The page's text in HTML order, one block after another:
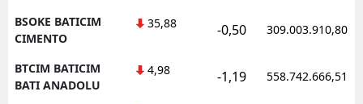
BSOKE BATICIM
CIMENTO
35,88 -0,50 309.003.910,80
BTCIM BATICIM
BATI ANADOLU
4,98 -1,19 558.742.666,51